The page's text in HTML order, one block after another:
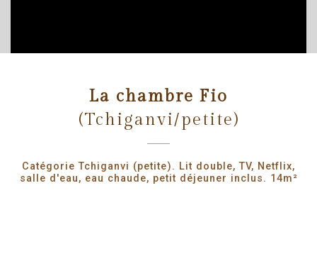
La chambre Fio
(Tchiganvi/petite)
Catégorie Tchiganvi (petite). Lit double, TV, Netflix,
salle d'eau, eau chaude, petit déjeuner inclus. 14m²